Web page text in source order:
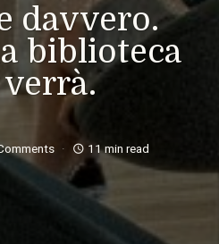
davvero.
biblioteca
verrà.
access_time 11 min read